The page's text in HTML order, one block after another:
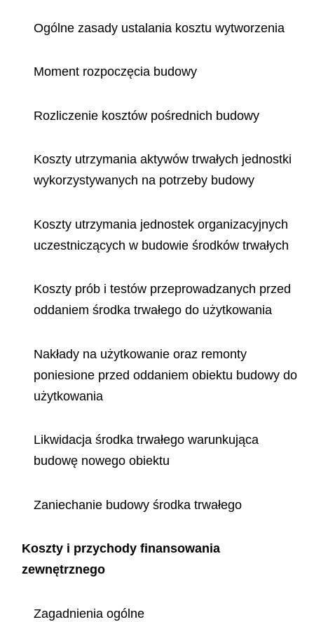
Ogólne zasady ustalania kosztu wytworzenia
Moment rozpoczęcia budowy
Rozliczenie kosztów pośrednich budowy
Koszty utrzymania aktywów trwałych jednostki
wykorzystywanych na potrzeby budowy
Koszty utrzymania jednostek organizacyjnych
uczestniczących w budowie środków trwałych
Koszty prób i testów przeprowadzanych przed
oddaniem środka trwałego do użytkowania
Nakłady na użytkowanie oraz remonty
poniesione przed oddaniem obiektu budowy do
użytkowania
Likwidacja środka trwałego warunkująca
budowę nowego obiektu
Zaniechanie budowy środka trwałego
Koszty i przychody finansowania
zewnętrznego
Zagadnienia ogólne